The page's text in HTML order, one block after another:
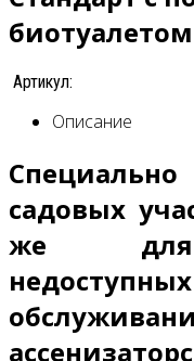
биотуалетом
Артикул:
Описание
садовых
же